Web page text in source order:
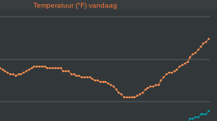
Temperatuur (°F) vandaag